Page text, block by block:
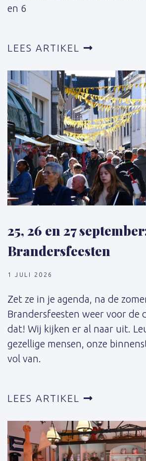
en 6
LEES ARTIKEL
25, 26 en 27
Brandersfeesten
1 JULI 2026
Zet ze in je agenda, na de
Brandersfeesten weer voor de
dat! Wij kijken er al naar uit.
gezellige mensen, onze
vol van.
LEES ARTIKEL